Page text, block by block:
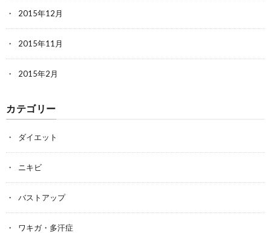
2015年12月
2015年11月
2015年2月
カテゴリー
ダイエット
ニキビ
バストアップ
ワキガ・多汗症